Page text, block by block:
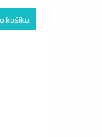
košíku